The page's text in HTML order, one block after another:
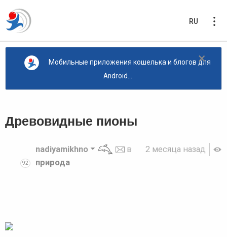
RU
×
Мобильные приложения кошелька и блогов для
Android...
Древовидные пионы
2 месяца назад
92
nadiyamikhno
в
природа